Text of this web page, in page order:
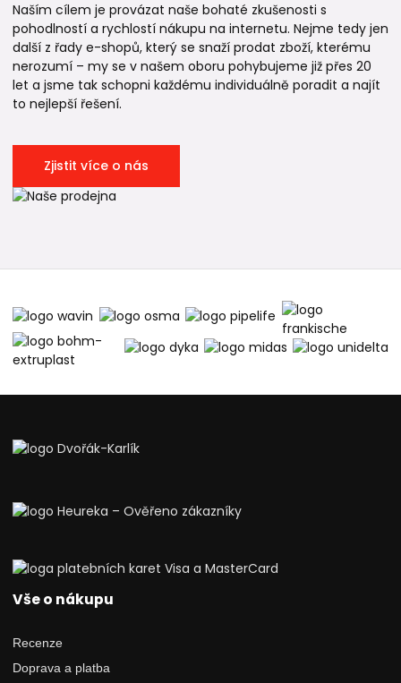
Naším cílem je provázat naše bohaté zkušenosti s
pohodlností a rychlostí nákupu na internetu. Nejme tedy jen
další z řady e-shopů, který se snaží prodat zboží, kterému
nerozumí – my se v našem oboru pohybujeme již přes 20
let a jsme tak schopni každému individuálně poradit a najít
to nejlepší řešení.
Zjistit více o nás
Vše o nákupu
Recenze
Doprava a platba